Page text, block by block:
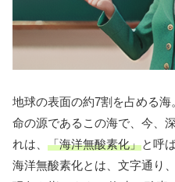
地球の表面の約7割を占める
命の源であるこの海で、今、
れは、 「海洋無酸素化」と呼
海洋無酸素化とは、文字通り、